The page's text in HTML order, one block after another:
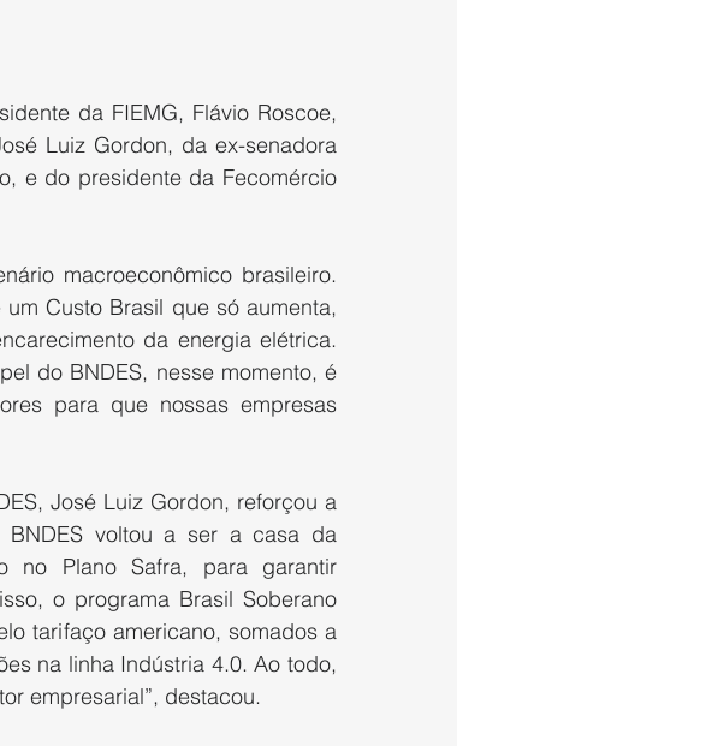
da FIEMG, Flávio Roscoe,
Luiz Gordon, da ex-senadora
e do presidente da Fecomércio
macroeconômico brasileiro.
Custo Brasil que só aumenta,
da energia elétrica.
do BNDES, nesse momento, é
para que nossas empresas
José Luiz Gordon, reforçou a
BNDES voltou a ser a casa da
no Plano Safra, para garantir
o programa Brasil Soberano
tarifaço americano, somados a
na linha Indústria 4.0. Ao todo,
empresarial”, destacou.